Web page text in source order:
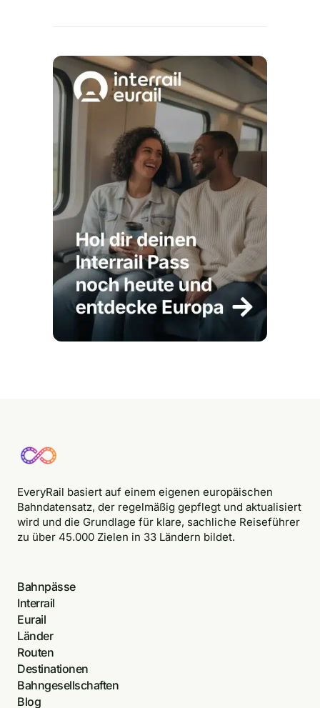
EveryRail basiert auf einem eigenen europäischen
Bahndatensatz, der regelmäßig gepflegt und aktualisiert
wird und die Grundlage für klare, sachliche Reiseführer
zu über 45.000 Zielen in 33 Ländern bildet.
Bahnpässe
Interrail
Eurail
Länder
Routen
Destinationen
Bahngesellschaften
Blog